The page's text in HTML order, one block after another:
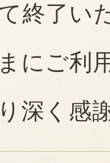
終了い
にご利
深く感